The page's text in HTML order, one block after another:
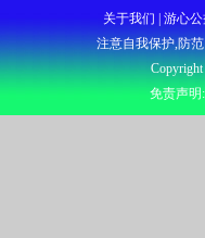
关于我们 | 游心
注意自我保护,防
免责声明